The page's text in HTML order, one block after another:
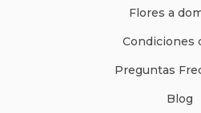
Flores a
Condiciones
Preguntas
Blog